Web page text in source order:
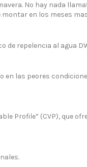
No hay nada
en los meses
repelencia al agua
las peores
Profile” (CVP), que